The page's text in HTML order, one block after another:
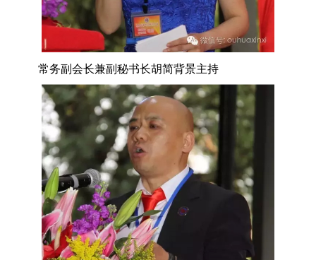
常务副会长兼副秘书长胡简背景主持